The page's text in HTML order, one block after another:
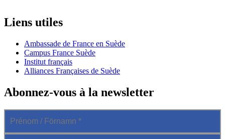
Liens utiles
Ambassade de France en Suède
Campus France Suède
Institut français
Alliances Françaises de Suède
Abonnez-vous à la newsletter